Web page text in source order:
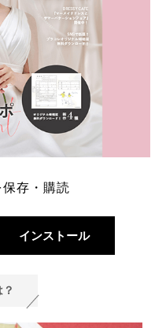
存・購読
インストール